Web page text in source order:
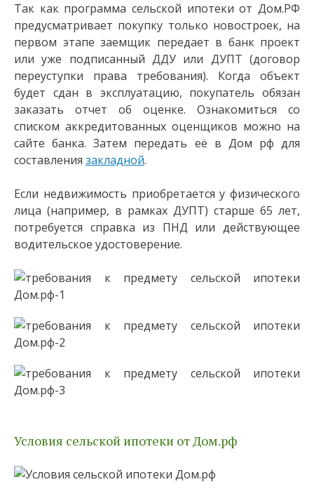
Так как программа сельской ипотеки от Дом.РФ
предусматривает покупку только новостроек, на
первом этапе заемщик передает в банк проект
или уже подписанный ДДУ или ДУПТ (договор
переуступки права требования). Когда объект
будет сдан в эксплуатацию, покупатель обязан
заказать отчет об оценке. Ознакомиться со
списком аккредитованных оценщиков можно на
сайте банка. Затем передать её в Дом рф для
составления закладной.
Если недвижимость приобретается у физического
лица (например, в рамках ДУПТ) старше 65 лет,
потребуется справка из ПНД или действующее
водительское удостоверение.
Условия сельской ипотеки от Дом.рф